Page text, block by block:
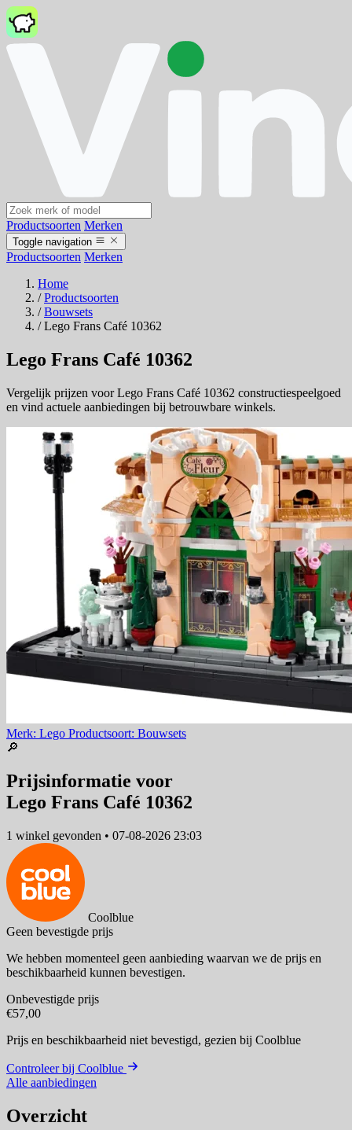
Productsoorten Merken
Toggle navigation
Productsoorten Merken
Home
/ Productsoorten
/ Bouwsets
/ Lego Frans Café 10362
Lego Frans Café 10362
Vergelijk prijzen voor Lego Frans Café 10362 constructiespeelgoed
en vind actuele aanbiedingen bij betrouwbare winkels.
Merk: Lego Productsoort: Bouwsets
🔎
Prijsinformatie voor
Lego Frans Café 10362
1 winkel gevonden • 07-08-2026 23:03
Coolblue
Geen bevestigde prijs
We hebben momenteel geen aanbieding waarvan we de prijs en
beschikbaarheid kunnen bevestigen.
Onbevestigde prijs
€57,00
Prijs en beschikbaarheid niet bevestigd, gezien bij Coolblue
Controleer bij Coolblue
Alle aanbiedingen
Overzicht